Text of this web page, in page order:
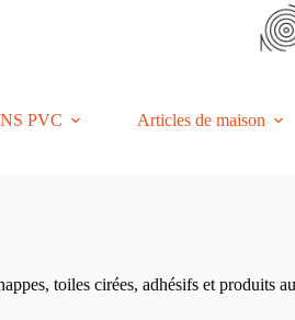
PVC Articles de maison
toiles cirées, adhésifs et produits